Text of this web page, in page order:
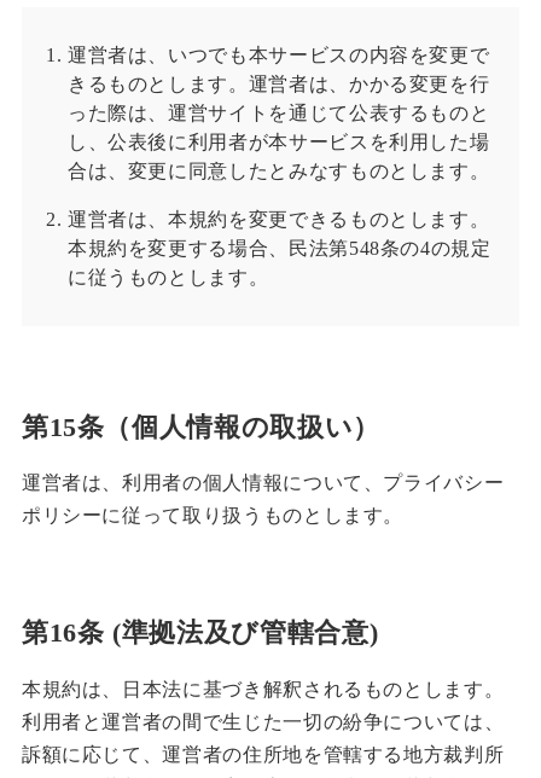
運営者は、いつでも本サービスの内容を変更で
きるものとします。運営者は、かかる変更を行
った際は、運営サイトを通じて公表するものと
し、公表後に利用者が本サービスを利用した場
合は、変更に同意したとみなすものとします。
運営者は、本規約を変更できるものとします。
本規約を変更する場合、民法第548条の4の規定
に従うものとします。
第15条（個人情報の取扱い）
運営者は、利用者の個人情報について、プライバシー
ポリシーに従って取り扱うものとします。
第16条 (準拠法及び管轄合意)
本規約は、日本法に基づき解釈されるものとします。
利用者と運営者の間で生じた一切の紛争については、
訴額に応じて、運営者の住所地を管轄する地方裁判所